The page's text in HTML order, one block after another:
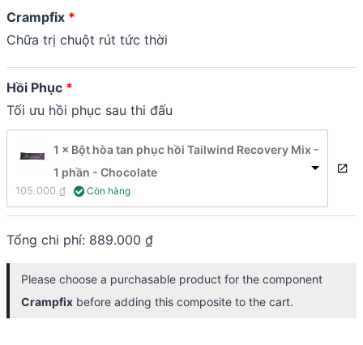
Crampfix
Chữa trị chuột rút tức thời
Hồi Phục
Tối ưu hồi phục sau thi đấu
1 × Bột hòa tan phục hồi Tailwind Recovery Mix -
1 phần - Chocolate
105.000 ₫ Còn hàng
Tổng chi phí: 889.000 ₫
Please choose a purchasable product for the component
Crampfix before adding this composite to the cart.